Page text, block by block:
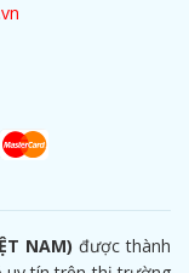
NAM) được thành